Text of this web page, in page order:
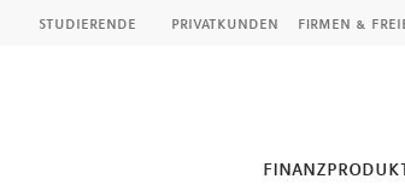
studierende privatkunden firmen &